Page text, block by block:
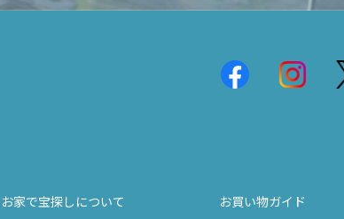
お家で宝探しについて
お買い物ガイド